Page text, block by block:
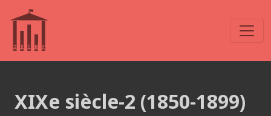
XIXe siècle-2 (1850-1899)